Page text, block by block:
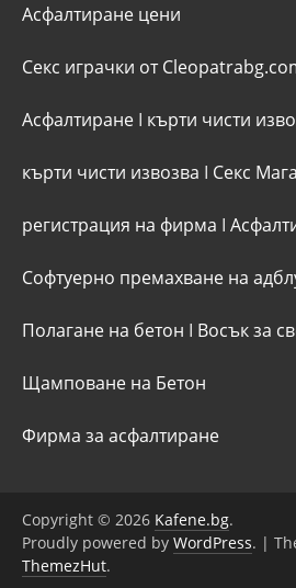
Асфалтиране цени
Секс играчки от
Асфалтиране I кърти чисти
кърти чисти извозва I Секс
регистрация на фирма I
Софтуерно премахване на
Полагане на бетон I Восък за
Щамповане на Бетон
Фирма за асфалтиране
Copyright © 2026 Kafene.bg.
Proudly powered by WordPress. |
ThemezHut.